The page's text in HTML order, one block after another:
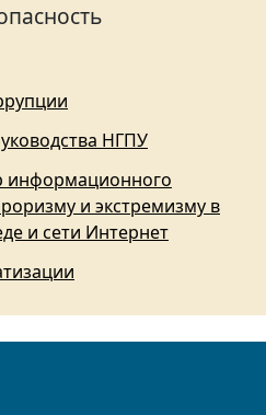
НГПУ
информационного
и экстремизму в
и сети Интернет